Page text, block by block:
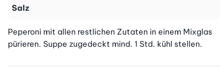
Salz
Peperoni mit allen restlichen Zutaten in einem Mixglas
pürieren. Suppe zugedeckt mind. 1 Std. kühl stellen.